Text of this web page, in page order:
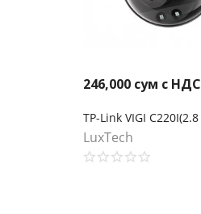
246,000 сум с НДС
LuxTech